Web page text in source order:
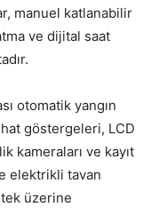
manuel katlanabilir
ve dijital saat
otomatik yangın
göstergeleri, LCD
kameraları ve kayıt
elektrikli tavan
üzerine